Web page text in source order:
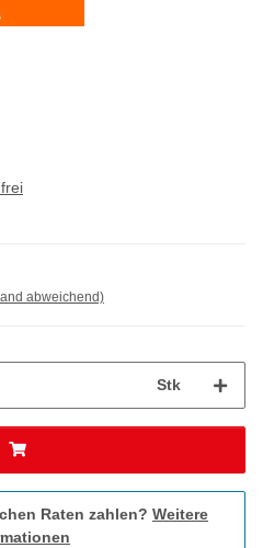
abweichend)
Stk
Raten zahlen? Weitere